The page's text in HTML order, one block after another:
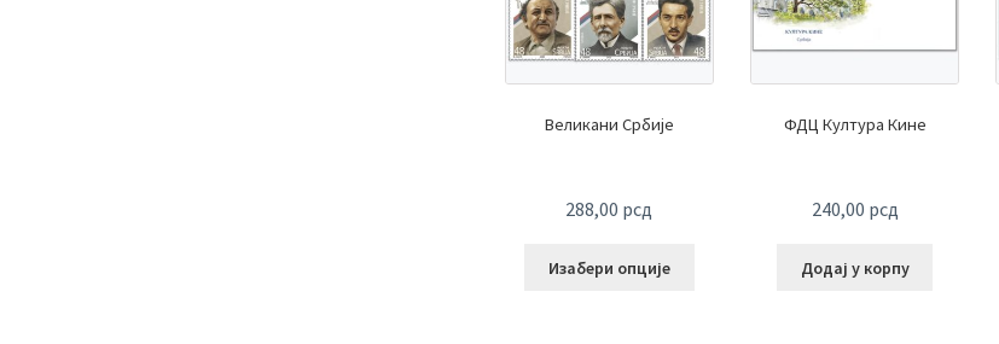
Великани Србије
288,00 рсд
Изабери опције
ФДЦ Култура Кине
240,00 рсд
Додај у корпу